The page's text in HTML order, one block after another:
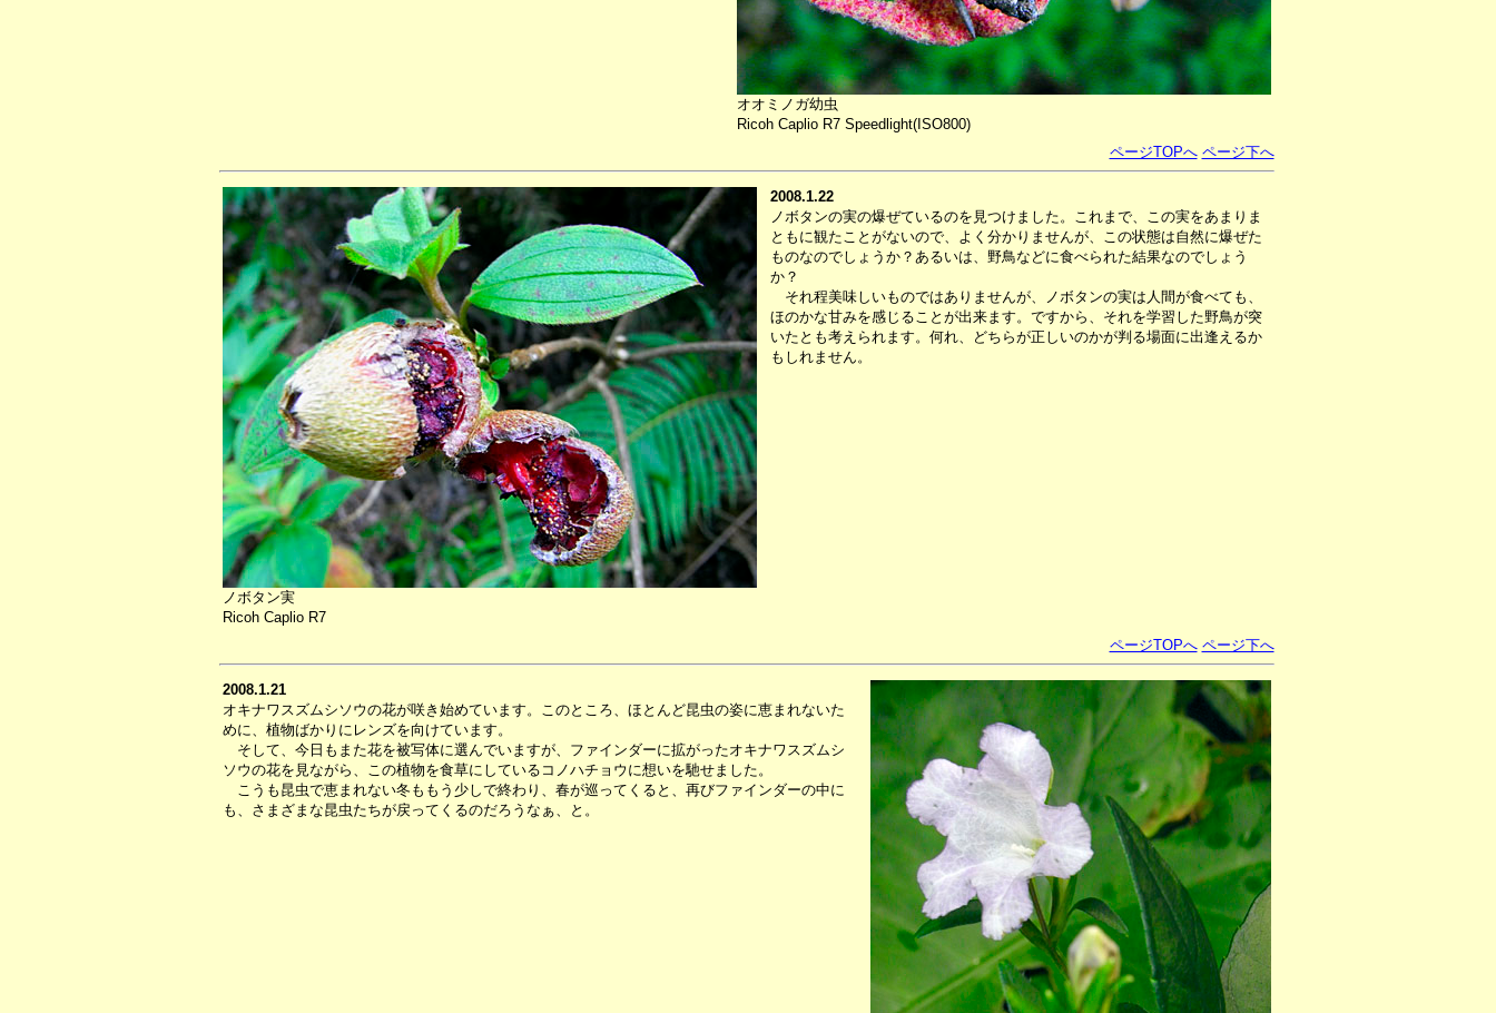
オオミノガ幼虫
Ricoh Caplio R7 Speedlight(ISO800)
ページTOPへ ページ下へ
ノボタン実
Ricoh Caplio R7
2008.1.22
ノボタンの実の爆ぜているのを見つけました。これまで、この実をあまりま
ともに観たことがないので、よく分かりませんが、この状態は自然に爆ぜた
ものなのでしょうか？あるいは、野鳥などに食べられた結果なのでしょう
か？
それ程美味しいものではありませんが、ノボタンの実は人間が食べても、
ほのかな甘みを感じることが出来ます。ですから、それを学習した野鳥が突
いたとも考えられます。何れ、どちらが正しいのかが判る場面に出逢えるか
もしれません。
ページTOPへ ページ下へ
2008.1.21
オキナワスズムシソウの花が咲き始めています。このところ、ほとんど昆虫の姿に恵まれないた
めに、植物ばかりにレンズを向けています。
そして、今日もまた花を被写体に選んでいますが、ファインダーに拡がったオキナワスズムシ
ソウの花を見ながら、この植物を食草にしているコノハチョウに想いを馳せました。
こうも昆虫で恵まれない冬ももう少しで終わり、春が巡ってくると、再びファインダーの中に
も、さまざまな昆虫たちが戻ってくるのだろうなぁ、と。